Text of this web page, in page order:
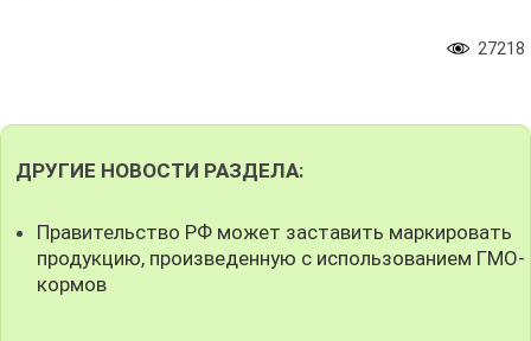
27218
ДРУГИЕ НОВОСТИ РАЗДЕЛА:
Правительство РФ может заставить маркировать
продукцию, произведенную с использованием ГМО-
кормов